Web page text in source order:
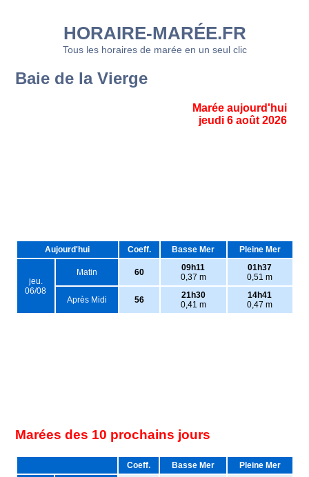
HORAIRE-MARÉE.FR
Tous les horaires de marée en un seul clic
Baie de la Vierge
Marée aujourd'hui
jeudi 6 août 2026
Aujourd'hui Coeff. Basse Mer Pleine Mer
jeu.
06/08
Matin 60
09h11
0,37 m
01h37
0,51 m
Après Midi 56
21h30
0,41 m
14h41
0,47 m
Marées des 10 prochains jours
Coeff. Basse Mer Pleine Mer